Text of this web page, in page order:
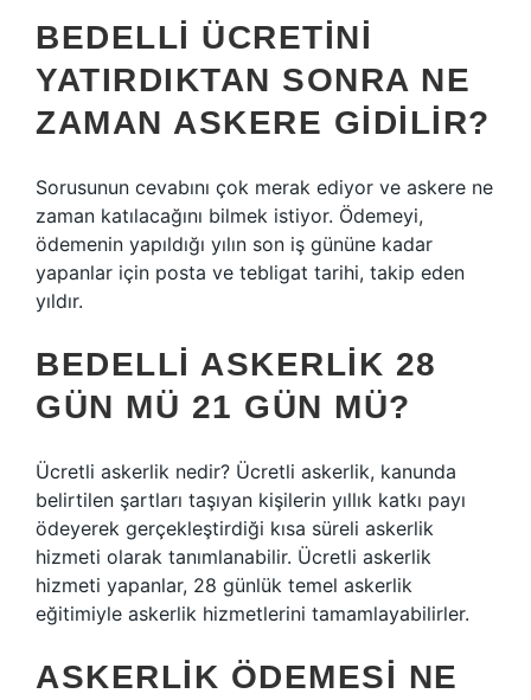
BEDELLI ÜCRETINI
YATIRDIKTAN SONRA NE
ZAMAN ASKERE GIDILIR?
Sorusunun cevabını çok merak ediyor ve askere ne
zaman katılacağını bilmek istiyor. Ödemeyi,
ödemenin yapıldığı yılın son iş gününe kadar
yapanlar için posta ve tebligat tarihi, takip eden
yıldır.
BEDELLI ASKERLIK 28
GÜN MÜ 21 GÜN MÜ?
Ücretli askerlik nedir? Ücretli askerlik, kanunda
belirtilen şartları taşıyan kişilerin yıllık katkı payı
ödeyerek gerçekleştirdiği kısa süreli askerlik
hizmeti olarak tanımlanabilir. Ücretli askerlik
hizmeti yapanlar, 28 günlük temel askerlik
eğitimiyle askerlik hizmetlerini tamamlayabilirler.
ASKERLIK ÖDEMESI NE